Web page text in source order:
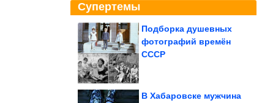
Супертемы
Подборка душевных
фотографий времён
СССР
Самые бессердечные
В Хабаровске мужчина